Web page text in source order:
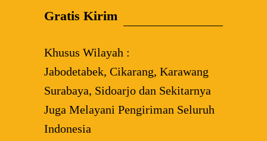
Gratis Kirim
Khusus Wilayah :
Jabodetabek, Cikarang, Karawang
Surabaya, Sidoarjo dan Sekitarnya
Juga Melayani Pengiriman Seluruh
Indonesia